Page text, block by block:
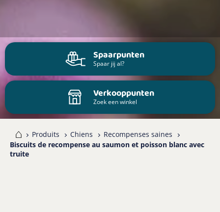
Spaarpunten
Spaar jij al?
Verkooppunten
Zoek een winkel
Produits Chiens
Recompenses saines
Biscuits de recompense au saumon et poisson blanc avec
truite